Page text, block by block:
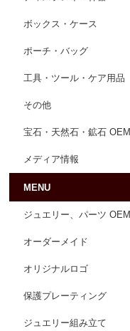
ボックス・ケース
ポーチ・バッグ
工具・ツール・ケア用品
その他
宝石・天然石・鉱石 OEM
メディア情報
MENU
ジュエリー、パーツ OEM
オーダーメイド
オリジナルロゴ
保護プレーティング
ジュエリー組み立て